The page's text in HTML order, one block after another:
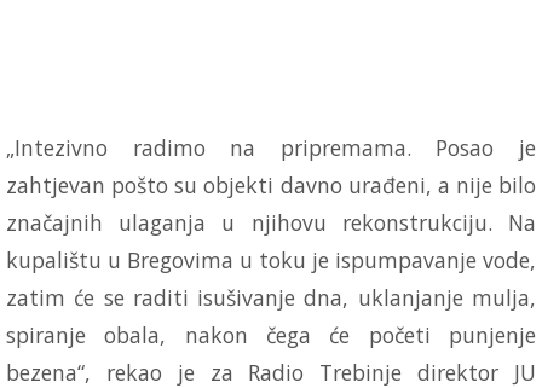
„Intezivno radimo na pripremama. Posao je
zahtjevan pošto su objekti davno urađeni, a nije bilo
značajnih ulaganja u njihovu rekonstrukciju. Na
kupalištu u Bregovima u toku je ispumpavanje vode,
zatim će se raditi isušivanje dna, uklanjanje mulja,
spiranje obala, nakon čega će početi punjenje
bezena“, rekao je za Radio Trebinje direktor JU